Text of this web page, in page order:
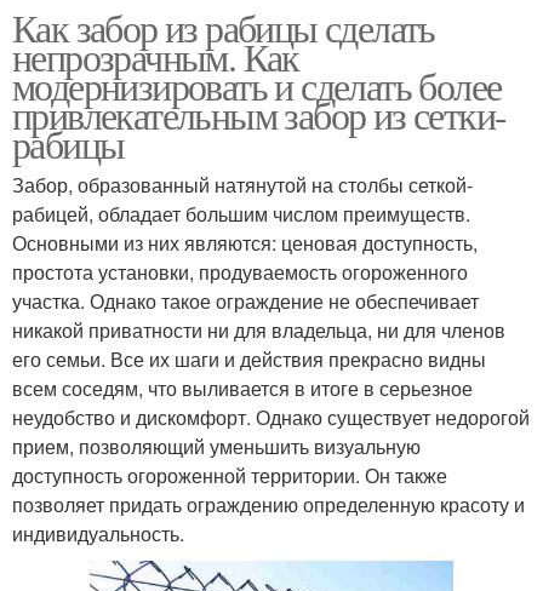
Как забор из рабицы сделать
непрозрачным. Как
модернизировать и сделать более
привлекательным забор из сетки-
рабицы
Забор, образованный натянутой на столбы сеткой-
рабицей, обладает большим числом преимуществ.
Основными из них являются: ценовая доступность,
простота установки, продуваемость огороженного
участка. Однако такое ограждение не обеспечивает
никакой приватности ни для владельца, ни для членов
его семьи. Все их шаги и действия прекрасно видны
всем соседям, что выливается в итоге в серьезное
неудобство и дискомфорт. Однако существует недорогой
прием, позволяющий уменьшить визуальную
доступность огороженной территории. Он также
позволяет придать ограждению определенную красоту и
индивидуальность.